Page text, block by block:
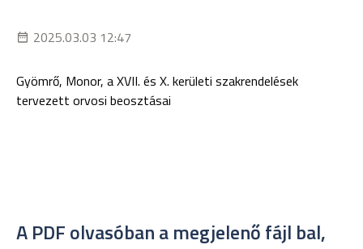
2025.03.03 12:47
Gyömrő, Monor, a XVII. és X. kerületi szakrendelések
tervezett orvosi beosztásai
A PDF olvasóban a megjelenő fájl bal,